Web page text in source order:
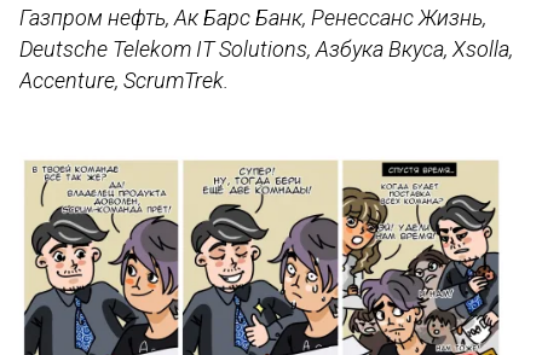
Газпром нефть, Ак Барс Банк, Ренессанс Жизнь,
Deutsche Telekom IT Solutions, Азбука Вкуса, Xsolla,
Accenture, ScrumTrek.